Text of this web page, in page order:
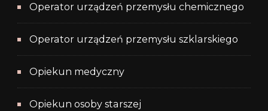
Operator urządzeń przemysłu chemicznego
Operator urządzeń przemysłu szklarskiego
Opiekun medyczny
Opiekun osoby starszej